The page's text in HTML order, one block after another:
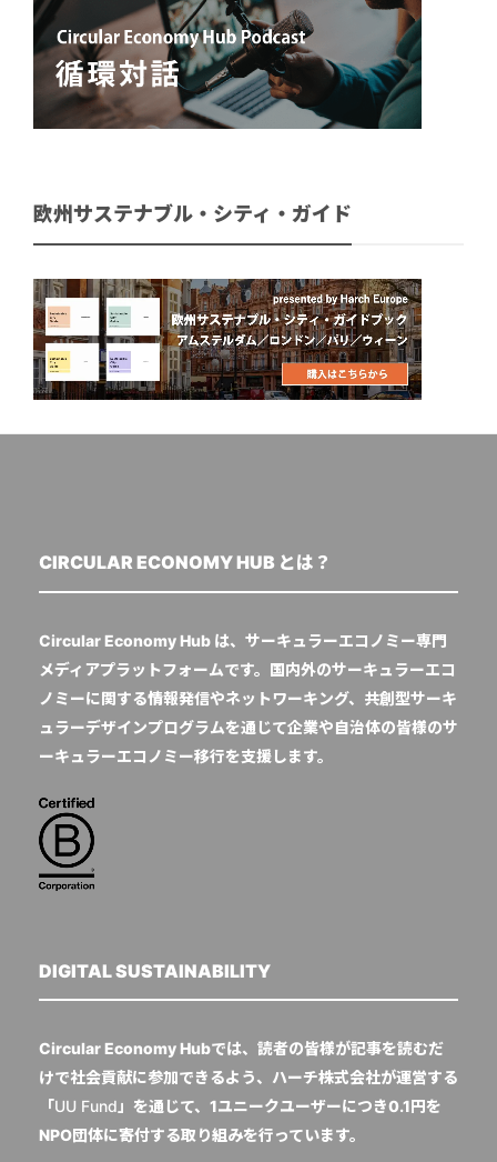
欧州サステナブル・シティ・ガイド
CIRCULAR ECONOMY HUB とは？
Circular Economy Hub は、サーキュラーエコノミー専門
メディアプラットフォームです。国内外のサーキュラーエコ
ノミーに関する情報発信やネットワーキング、共創型サーキ
ュラーデザインプログラムを通じて企業や自治体の皆様のサ
ーキュラーエコノミー移行を支援します。
DIGITAL SUSTAINABILITY
Circular Economy Hubでは、読者の皆様が記事を読むだ
けで社会貢献に参加できるよう、ハーチ株式会社が運営する
「UU Fund 」を通じて、1ユニークユーザーにつき0.1円を
NPO団体に寄付する取り組みを行っています。